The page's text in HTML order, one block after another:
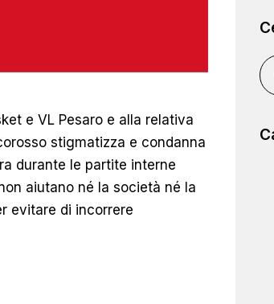
e VL Pesaro e alla relativa
stigmatizza e condanna
durante le partite interne
aiutano né la società né la
evitare di incorrere